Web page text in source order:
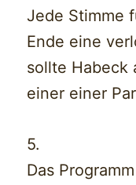
Jede Stimme
Ende eine
sollte Habeck
einer einer
5.
Das